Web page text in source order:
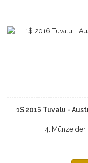
1$ 2016 Tuvalu -
4. Münze der